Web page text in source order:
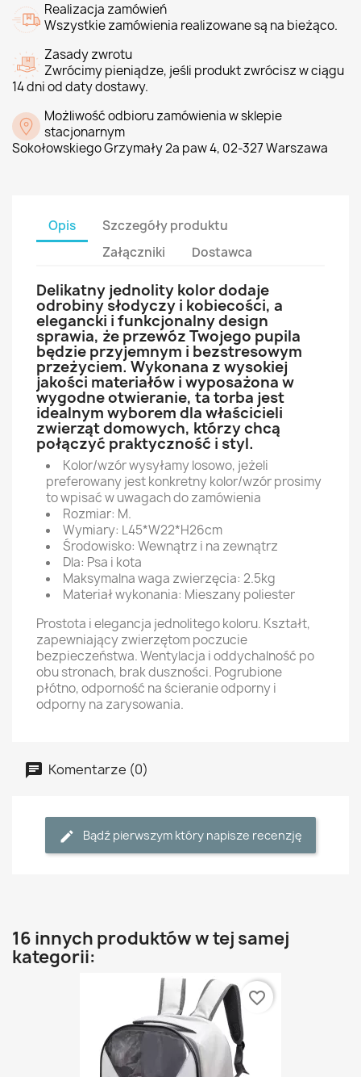
Realizacja zamówień
Wszystkie zamówienia realizowane są na bieżąco.
Zasady zwrotu
Zwrócimy pieniądze, jeśli produkt zwrócisz w ciągu
14 dni od daty dostawy.
Możliwość odbioru zamówienia w sklepie
stacjonarnym
Sokołowskiego Grzymały 2a paw 4, 02-327 Warszawa
Opis
Szczegóły produktu
Załączniki
Dostawca
Delikatny jednolity kolor dodaje
odrobiny słodyczy i kobiecości, a
elegancki i funkcjonalny design
sprawia, że ​​przewóz Twojego pupila
będzie przyjemnym i bezstresowym
przeżyciem. Wykonana z wysokiej
jakości materiałów i wyposażona w
wygodne otwieranie, ta torba jest
idealnym wyborem dla właścicieli
zwierząt domowych, którzy chcą
połączyć praktyczność i styl.
Kolor/wzór wysyłamy losowo, jeżeli
preferowany jest konkretny kolor/wzór prosimy
to wpisać w uwagach do zamówienia
Rozmiar: M.
Wymiary: L45*W22*H26cm
Środowisko: Wewnątrz i na zewnątrz
Dla: Psa i kota
Maksymalna waga zwierzęcia: 2.5kg
Materiał wykonania: Mieszany poliester
Prostota i elegancja jednolitego koloru. Kształt,
zapewniający zwierzętom poczucie
bezpieczeństwa. Wentylacja i oddychalność po
obu stronach, brak duszności. Pogrubione
płótno, odporność na ścieranie odporny i
odporny na zarysowania.
Komentarze (0)
Bądź pierwszym który napisze recenzję
16 innych produktów w tej samej
kategorii:
favorite_border